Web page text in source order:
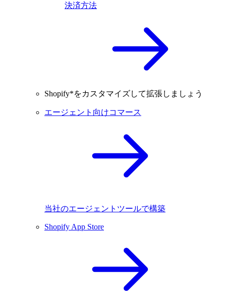
決済方法
Shopify*をカスタマイズして拡張しましょう
エージェント向けコマース
当社のエージェントツールで構築
Shopify App Store